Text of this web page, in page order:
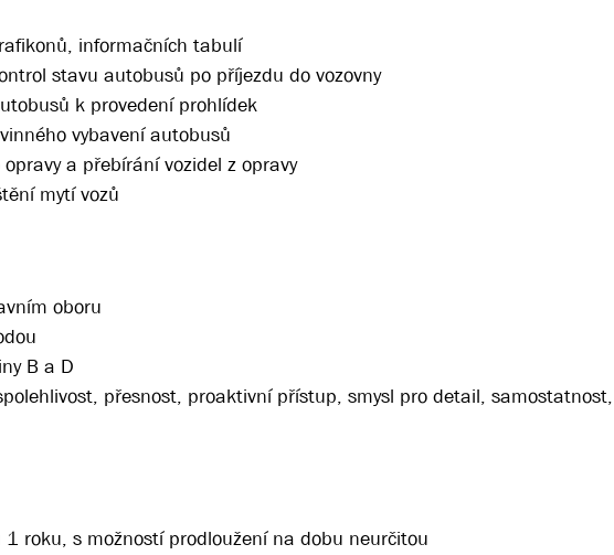
informačních tabulí
stavu autobusů po příjezdu do vozovny
k provedení prohlídek
vybavení autobusů
a přebírání vozidel z opravy
mytí vozů
oboru
B a D
přesnost, proaktivní přístup, smysl pro detail,
1 roku, s možností prodloužení na dobu neurčitou